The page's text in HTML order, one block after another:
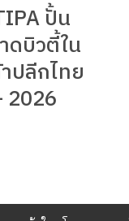
ปั้น
ดบิวตี้ใน
ปลีกไทย
2026